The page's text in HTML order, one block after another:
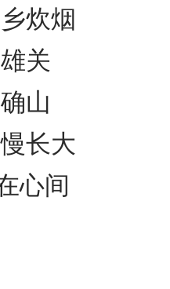
炊烟
关
山
长大
心间